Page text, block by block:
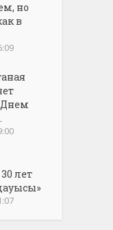
но
в
Днем
лет